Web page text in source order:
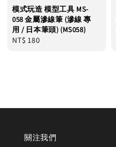
模式玩造 模型工具 MS-
058 金屬滲線筆 (滲線 專
用 / 日本筆頭) (MS058)
Regular
NT$ 180
關注我們